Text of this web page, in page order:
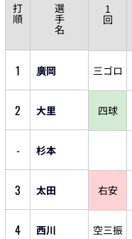
打
順
選
手
名
1
回
1 廣岡 三ゴロ
2 大里 四球
- 杉本
3 太田 右安
4 西川 空三振